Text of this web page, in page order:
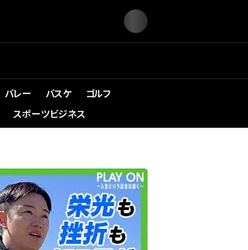
バレー バスケ
ゴルフ
スポーツビジネス